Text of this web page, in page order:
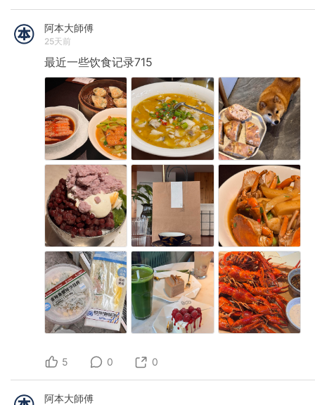
阿本大師傅
25天前
最近一些饮食记录715
5 0 0
阿本大師傅